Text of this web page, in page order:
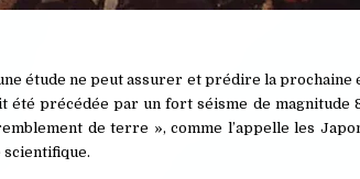
étude ne peut assurer et prédire la
été précédée par un fort séisme de
de terre », comme l’appelle les
scientifique.